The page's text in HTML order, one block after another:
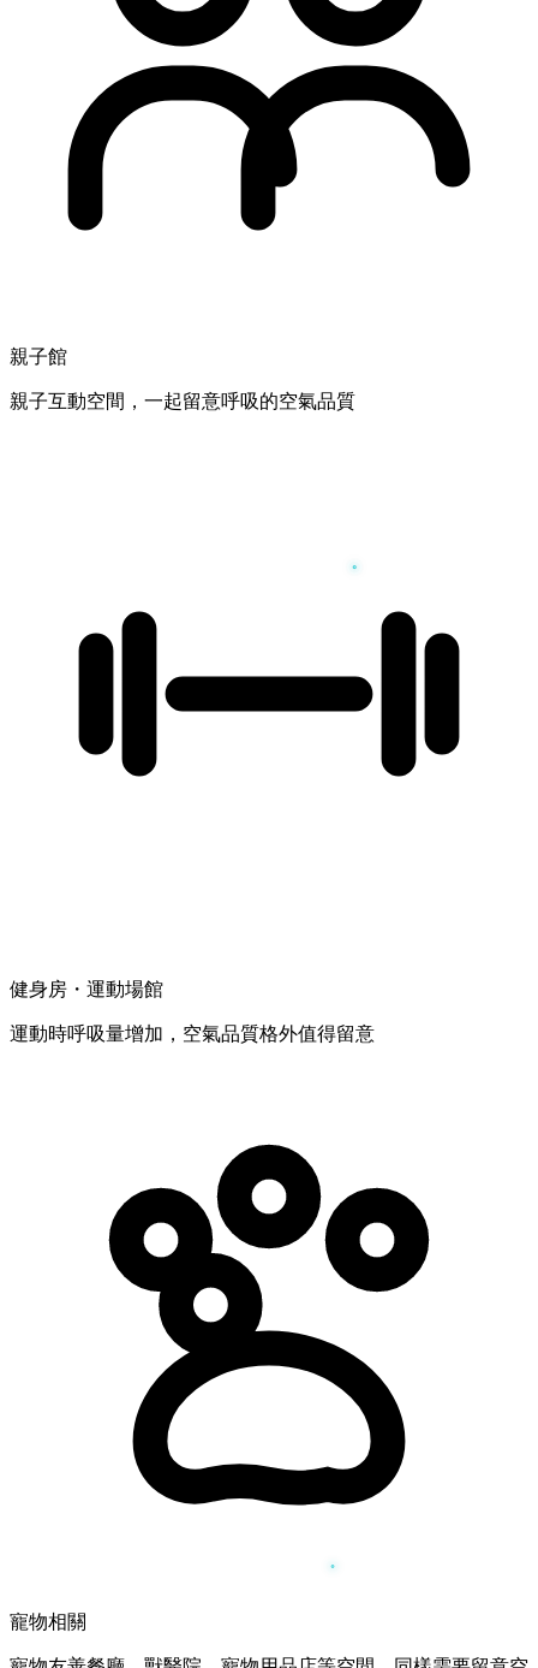
親子館
親子互動空間，一起留意呼吸的空氣品質
健身房・運動場館
運動時呼吸量增加，空氣品質格外值得留意
寵物相關